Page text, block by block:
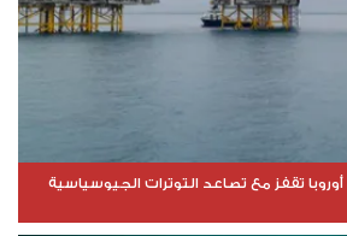
تقفز مع تصاعد التوترات الجيوسياسية